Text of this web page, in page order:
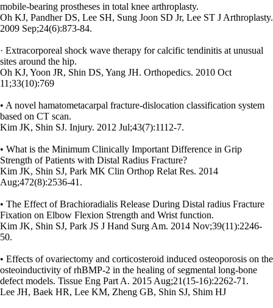
mobile-bearing prostheses in total knee arthroplasty.
Oh KJ, Pandher DS, Lee SH, Sung Joon SD Jr, Lee ST J Arthroplasty.
2009 Sep;24(6):873-84.
· Extracorporeal shock wave therapy for calcific tendinitis at unusual
sites around the hip.
Oh KJ, Yoon JR, Shin DS, Yang JH. Orthopedics. 2010 Oct
11;33(10):769
• A novel hamatometacarpal fracture-dislocation classification system
based on CT scan.
Kim JK, Shin SJ. Injury. 2012 Jul;43(7):1112-7.
• What is the Minimum Clinically Important Difference in Grip
Strength of Patients with Distal Radius Fracture?
Kim JK, Shin SJ, Park MK Clin Orthop Relat Res. 2014
Aug;472(8):2536-41.
• The Effect of Brachioradialis Release During Distal radius Fracture
Fixation on Elbow Flexion Strength and Wrist function.
Kim JK, Shin SJ, Park JS J Hand Surg Am. 2014 Nov;39(11):2246-
50.
• Effects of ovariectomy and corticosteroid induced osteoporosis on the
osteoinductivity of rhBMP-2 in the healing of segmental long-bone
defect models. Tissue Eng Part A. 2015 Aug;21(15-16):2262-71.
Lee JH, Baek HR, Lee KM, Zheng GB, Shin SJ, Shim HJ